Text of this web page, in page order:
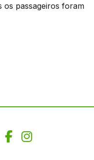
os passageiros foram
Facebook
Instagram